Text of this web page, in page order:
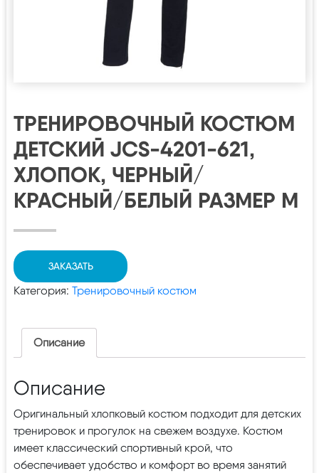
ТРЕНИРОВОЧНЫЙ КОСТЮМ
ДЕТСКИЙ JCS-4201-621,
ХЛОПОК, ЧЕРНЫЙ/
КРАСНЫЙ/БЕЛЫЙ РАЗМЕР M
ЗАКАЗАТЬ
Категория: Тренировочный костюм
Описание
Описание
Оригинальный хлопковый костюм подходит для детских
тренировок и прогулок на свежем воздухе. Костюм
имеет классический спортивный крой, что
обеспечивает удобство и комфорт во время занятий